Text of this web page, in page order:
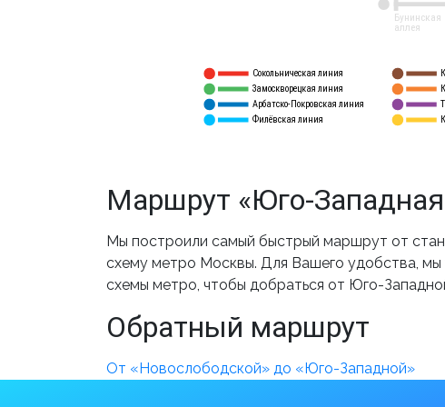
Сокольническая линия
Замоскворецкая линия
Арбатско-Покровская линия
Филёвская линия
Бунинская
аллея
Маршрут «Юго-
Мы построили самый быстрый маршрут от
схему метро Москвы. Для Вашего удобства, мы
схемы метро, чтобы добраться от Юго-
Обратный маршрут
От «Новослободской» до «Юго-Западной»